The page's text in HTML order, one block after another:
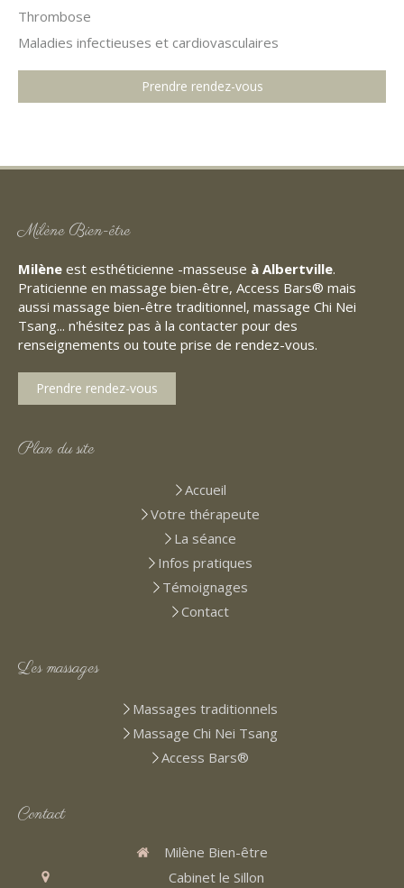
Thrombose
Maladies infectieuses et cardiovasculaires
Prendre rendez-vous
Milène Bien-être
Milène est esthéticienne -masseuse à Albertville.
Praticienne en massage bien-être, Access Bars® mais
aussi massage bien-être traditionnel, massage Chi Nei
Tsang... n'hésitez pas à la contacter pour des
renseignements ou toute prise de rendez-vous.
Prendre rendez-vous
Plan du site
Accueil
Votre thérapeute
La séance
Infos pratiques
Témoignages
Contact
Les massages
Massages traditionnels
Massage Chi Nei Tsang
Access Bars®
Contact
Milène Bien-être
Cabinet le Sillon